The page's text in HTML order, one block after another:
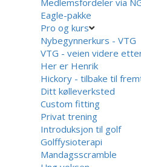
Eagle-pakke
Pro og kurs
Nybegynnerkurs - VTG
VTG - veien videre
Her er Henrik
Hickory - tilbake til
Ditt kølleverksted
Custom fitting
Privat trening
Introduksjon til golf
Golffysioterapi
Mandagsscramble